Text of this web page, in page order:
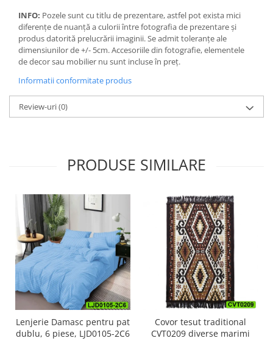
INFO: Pozele sunt cu titlu de prezentare, astfel pot exista mici
diferențe de nuanță a culorii între fotografia de prezentare și
produs datorită prelucrării imaginii. Se admit toleranțe ale
dimensiunilor de +/- 5cm. Accesoriile din fotografie, elementele
de decor sau mobilier nu sunt incluse în preț.
Informatii conformitate produs
Review-uri(0)
PRODUSE SIMILARE
Lenjerie Damasc pentru pat
dublu, 6 piese, LJD0105-2C6
Covor tesut traditional
CVT0209 diverse marimi